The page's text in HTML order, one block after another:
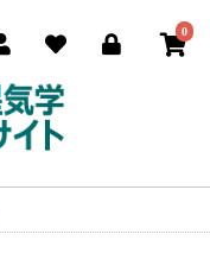
0